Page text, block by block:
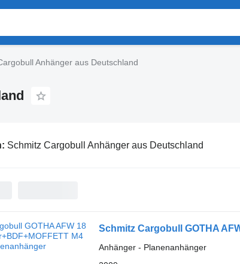
Anhänger aus Deutschland
Schmitz Cargobull Anhänger aus Deutschland
Schmitz Cargobull GOTHA
Anhänger - Planenanhänger